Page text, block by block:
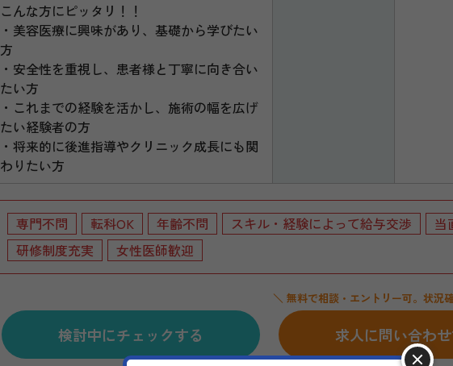
こんな方にピッタリ！！
・美容医療に興味があり、基礎から学びたい
方
・安全性を重視し、患者様と丁寧に向き合い
たい方
・これまでの経験を活かし、施術の幅を広げ
たい経験者の方
・将来的に後進指導やクリニック成長にも関
わりたい方
専門不問 転科OK 年齢不問 スキル・経験によって給与交渉
当
研修制度充実
女性医師歓迎
検討中にチェックする
＼ 無料で相談・エントリー可。状況
求人に問い合わ